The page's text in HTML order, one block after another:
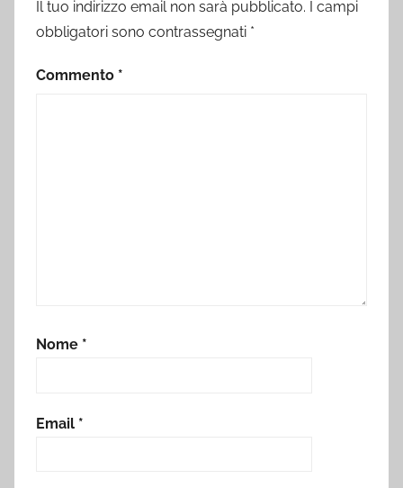
Il tuo indirizzo email non sarà pubblicato. I campi
obbligatori sono contrassegnati *
Commento *
Nome *
Email *